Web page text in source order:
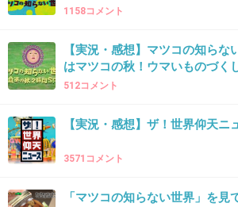
これみると行きたなるし
+56
40. 匿名2019/04/09(火) 21:02:34
ディズニー好きな男にまともなのいないよね
1158コメント
【実況・感想】マツコの知らな
はマツコの秋！ウマいものづく
512コメント
【実況・感想】ザ！世界仰天ニ
3571コメント
「マツコの知らない世界」を見